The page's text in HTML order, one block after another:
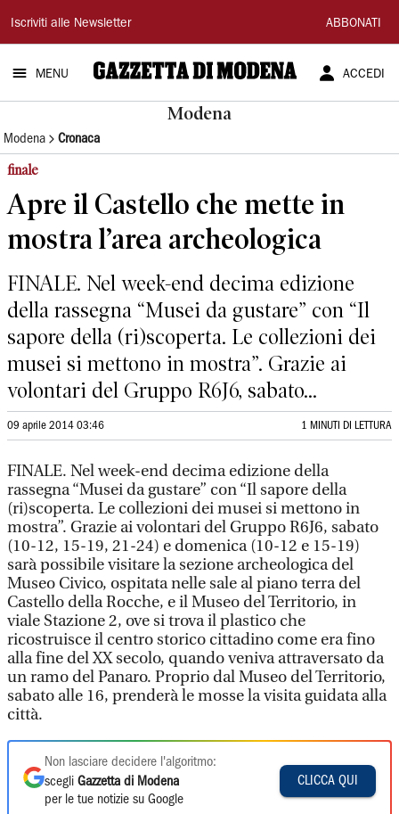
Gazzetta
di
Modena
Iscriviti alle Newsletter ABBONATI
MENU ACCEDI
Modena
Modena Cronaca
finale
Apre il Castello che mette in
mostra l’area archeologica
FINALE. Nel week-end decima edizione
della rassegna “Musei da gustare” con “Il
sapore della (ri)scoperta. Le collezioni dei
musei si mettono in mostra”. Grazie ai
volontari del Gruppo R6J6, sabato...
09 aprile 2014 03:46 1 MINUTI DI LETTURA
FINALE. Nel week-end decima edizione della
rassegna “Musei da gustare” con “Il sapore della
(ri)scoperta. Le collezioni dei musei si mettono in
mostra”. Grazie ai volontari del Gruppo R6J6, sabato
(10-12, 15-19, 21-24) e domenica (10-12 e 15-19)
sarà possibile visitare la sezione archeologica del
Museo Civico, ospitata nelle sale al piano terra del
Castello della Rocche, e il Museo del Territorio, in
viale Stazione 2, ove si trova il plastico che
ricostruisce il centro storico cittadino come era fino
alla fine del XX secolo, quando veniva attraversato da
un ramo del Panaro. Proprio dal Museo del Territorio,
sabato alle 16, prenderà le mosse la visita guidata alla
città.
Non lasciare decidere l'algoritmo:
scegli Gazzetta di Modena
per le tue notizie su Google
CLICCA QUI